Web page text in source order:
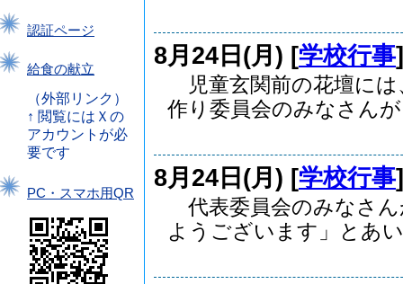
認証ページ
給食の献立
（外部リンク）
↑ 閲覧にはＸの
アカウントが必
要です
PC・スマホ用QR
8月24日(月) [学校行事
児童玄関前の花壇には
作り委員会のみなさん
8月24日(月) [学校行事
代表委員会のみなさん
ようございます」とあ